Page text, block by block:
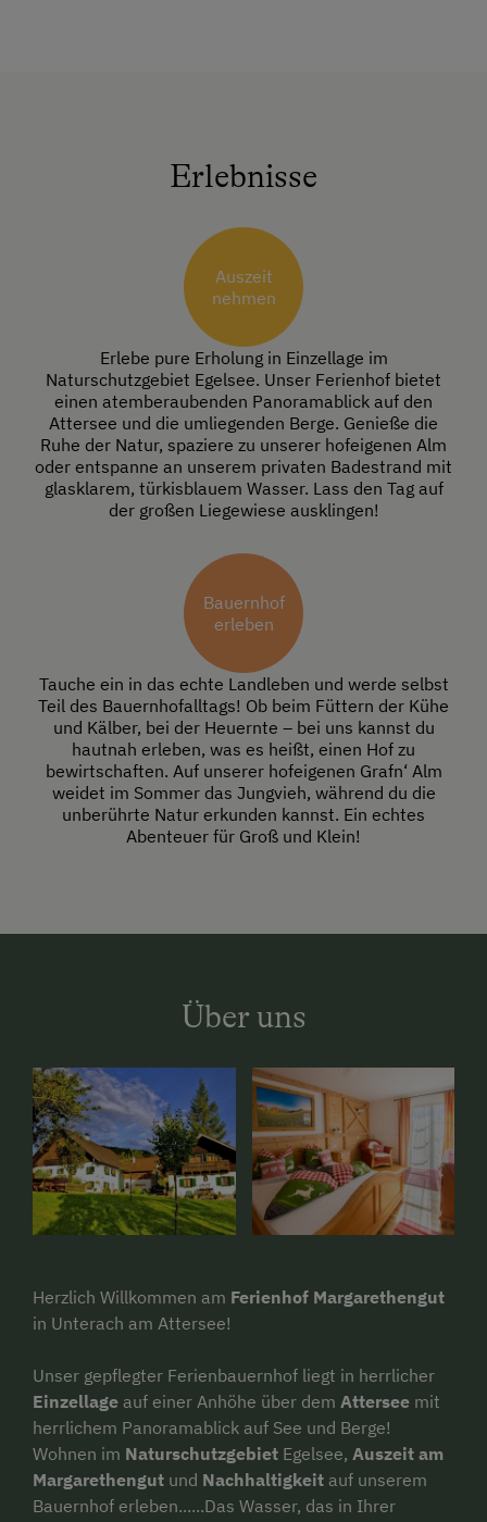
Erlebnisse
Auszeit
nehmen
Erlebe pure Erholung in Einzellage im
Naturschutzgebiet Egelsee. Unser Ferienhof bietet
einen atemberaubenden Panoramablick auf den
Attersee und die umliegenden Berge. Genieße die
Ruhe der Natur, spaziere zu unserer hofeigenen Alm
oder entspanne an unserem privaten Badestrand mit
glasklarem, türkisblauem Wasser. Lass den Tag auf
der großen Liegewiese ausklingen!
Bauernhof
erleben
Tauche ein in das echte Landleben und werde selbst
Teil des Bauernhofalltags! Ob beim Füttern der Kühe
und Kälber, bei der Heuernte – bei uns kannst du
hautnah erleben, was es heißt, einen Hof zu
bewirtschaften. Auf unserer hofeigenen Grafn‘ Alm
weidet im Sommer das Jungvieh, während du die
unberührte Natur erkunden kannst. Ein echtes
Abenteuer für Groß und Klein!
Über uns
Herzlich Willkommen am Ferienhof Margarethengut
in Unterach am Attersee!
Unser gepflegter Ferienbauernhof liegt in herrlicher
Einzellage auf einer Anhöhe über dem Attersee mit
herrlichem Panoramablick auf See und Berge!
Wohnen im Naturschutzgebiet Egelsee, Auszeit am
Margarethengut und Nachhaltigkeit auf unserem
Bauernhof erleben......Das Wasser, das in Ihrer